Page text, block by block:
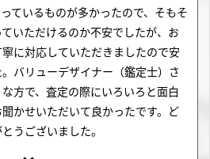
ているものが多かったので、そもそ
いただけるのか不安でしたが、お
に対応していただきましたので安
バリューデザイナー（鑑定士）さ
方で、査定の際にいろいろと面白
かせいただいて良かったです。ど
うございました。